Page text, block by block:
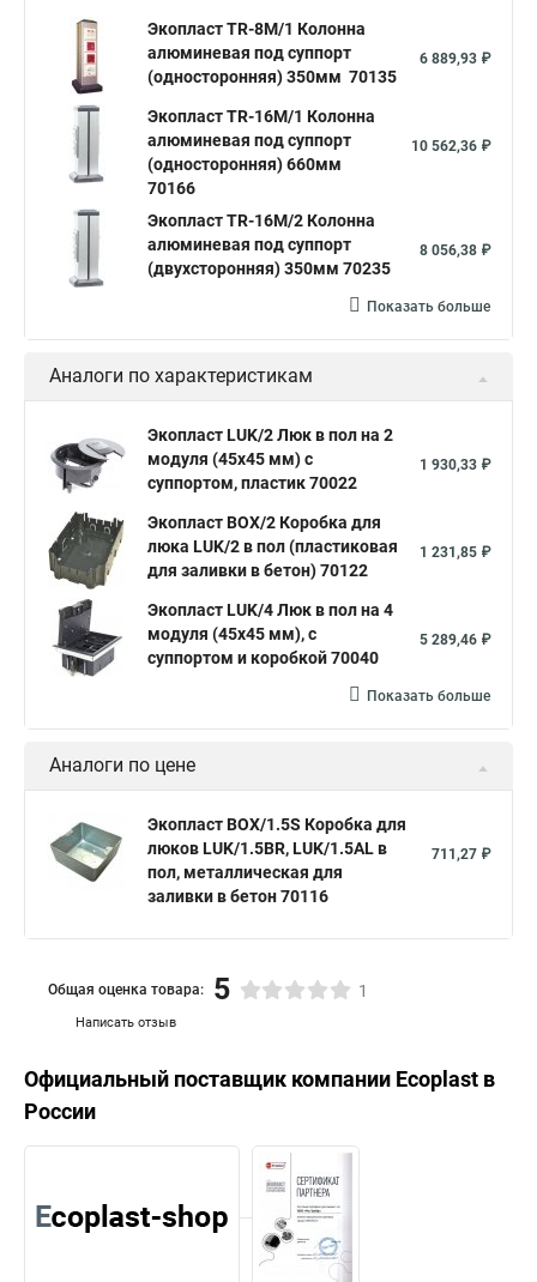
Экопласт TR-8M/1 Колонна
алюминевая под суппорт
(односторонняя) 350мм 70135
6 889,93 ₽
Экопласт TR-16M/1 Колонна
алюминевая под суппорт
(односторонняя) 660мм
70166
10 562,36 ₽
Экопласт TR-16M/2 Колонна
алюминевая под суппорт
(двухсторонняя) 350мм 70235
8 056,38 ₽
Показать больше
Аналоги по характеристикам
Экопласт LUK/2 Люк в пол на 2
модуля (45х45 мм) с
суппортом, пластик 70022
1 930,33 ₽
Экопласт BOX/2 Коробка для
люка LUK/2 в пол (пластиковая
для заливки в бетон) 70122
1 231,85 ₽
Экопласт LUK/4 Люк в пол на 4
модуля (45х45 мм), с
суппортом и коробкой 70040
5 289,46 ₽
Показать больше
Аналоги по цене
Экопласт BOX/1.5S Коробка для
люков LUK/1.5BR, LUK/1.5AL в
пол, металлическая для
заливки в бетон 70116
711,27 ₽
Написать отзыв
Общая оценка товара: 5 1
Официальный поставщик компании Ecoplast в
России